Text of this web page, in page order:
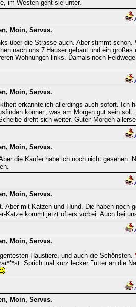
im Westen geht sie unter.
Moin, Servus.
über die Strasse auch. Aber stimmt schon.
nach uns 7 Häuser gebaut und ein großes
Wohnungen links. Damals noch
Moin, Servus.
erkannte ich allerdings auch sofort. Ich
können, was am Morgen gut sein soll.
dreht sich weiter. Guten Morgen
Moin, Servus.
die Käufer habe ich noch nicht gesehen.
Moin, Servus.
Aber mit Katzen und Hund. Die haben noch
Katze kommt jetzt öfters vorbei. Auch bei
Moin, Servus.
Haustiere, und auch die Schönsten.
Sprich mal kurz lecker Futter an die
Moin, Servus.